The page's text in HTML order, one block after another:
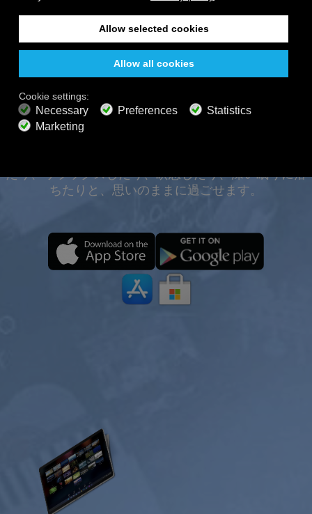
200以上のチャンネル 終わりのないリスニング
無料で聴く
800以上の音楽チャンネル
広告なしの音楽
サウンドスケープミキサー
拡張プレイリスト
オフラインでも、あらゆ
るデバイスで24時間365
日お楽しみいただけま
Calm Radioの旅を、いつでもどこでも、オフラインで
たり、リラックスしたり、瞑想したり、深い眠りに落
ちたりと、思いのままに過ごせます。